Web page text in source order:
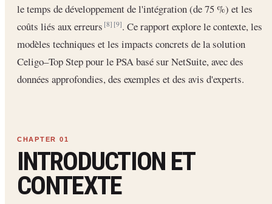
le temps de développement de l'intégration (de 75 %) et les
coûts liés aux erreurs[8] [9]. Ce rapport explore le contexte, les
modèles techniques et les impacts concrets de la solution
Celigo–Top Step pour le PSA basé sur NetSuite, avec des
données approfondies, des exemples et des avis d'experts.
INTRODUCTION ET
CONTEXTE